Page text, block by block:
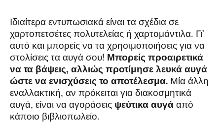
Ιδιαίτερα εντυπωσιακά είναι τα σχέδια σε
χαρτοπετσέτες πολυτελείας ή χαρτομάντιλα. Γι’
αυτό και μπορείς να τα χρησιμοποιήσεις για να
στολίσεις τα αυγά σου! Μπορείς προαιρετικά
να τα βάψεις, αλλιώς προτίμησε λευκά αυγά
ώστε να ενισχύσεις το αποτέλεσμα. Μία άλλη
εναλλακτική, αν πρόκειται για διακοσμητικά
αυγά, είναι να αγοράσεις ψεύτικα αυγά από
κάποιο βιβλιοπωλείο.